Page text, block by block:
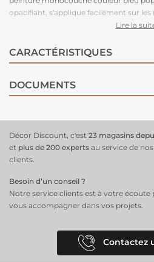
opacifiant, s'applique facilement sur les
radiateurs. Dotée d'une formule qui
Lire la
CARACTÉRISTIQUES
DOCUMENTS
Décor Discount, c'est 23 magasins
et plus de 200 experts au service de nos
clients.
Besoin d’un conseil ?
Notre service clients est à votre écoute
vous accompagner dans vos projets.
Contactez